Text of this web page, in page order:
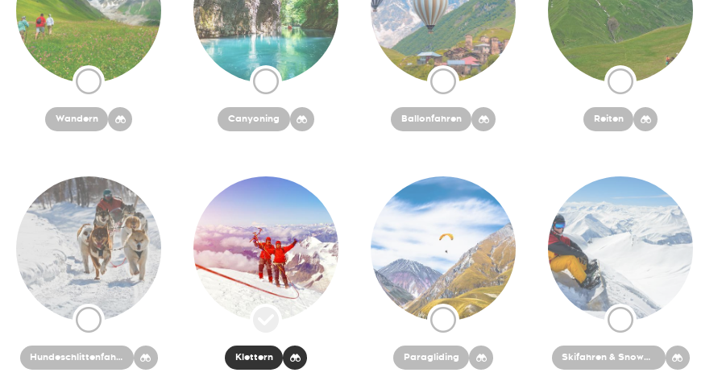
Wandern Canyoning Ballonfahren Reiten
Hundeschlittenfahren Klettern Paragliding Skifahren & Snowboarden